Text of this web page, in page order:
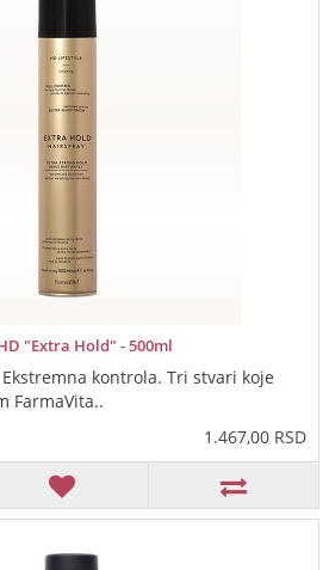
"Extra Hold" - 500ml
kontrola. Tri stvari koje
FarmaVita..
1.467,00 RSD